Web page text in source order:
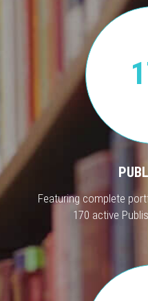
Featuring complete
170 active